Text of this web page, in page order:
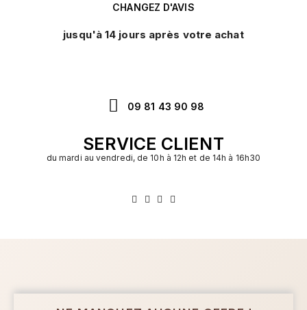
CHANGEZ D'AVIS
jusqu'à 14 jours après votre achat
09 81 43 90 98
SERVICE CLIENT
du mardi au vendredi, de 10h à 12h et de 14h à 16h30